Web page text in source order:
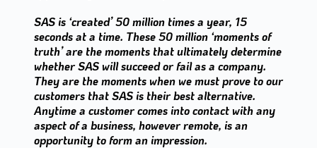
SAS is ‘created’ 50 million times a year, 15
seconds at a time. These 50 million ‘moments of
truth’ are the moments that ultimately determine
whether SAS will succeed or fail as a company.
They are the moments when we must prove to our
customers that SAS is their best alternative.
Anytime a customer comes into contact with any
aspect of a business, however remote, is an
opportunity to form an impression.